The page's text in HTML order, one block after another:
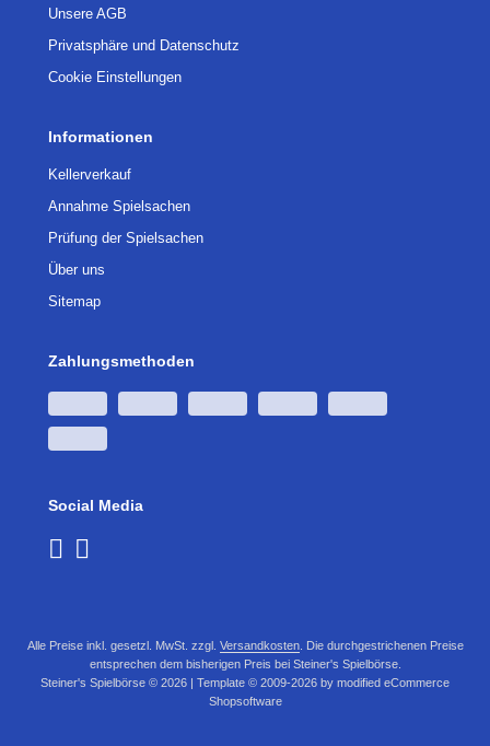
Unsere AGB
Privatsphäre und Datenschutz
Cookie Einstellungen
Informationen
Kellerverkauf
Annahme Spielsachen
Prüfung der Spielsachen
Über uns
Sitemap
Zahlungsmethoden
Social Media
Alle Preise inkl. gesetzl. MwSt. zzgl. Versandkosten. Die durchgestrichenen Preise
entsprechen dem bisherigen Preis bei Steiner's Spielbörse.
Steiner's Spielbörse © 2026 | Template © 2009-2026 by modified eCommerce
Shopsoftware